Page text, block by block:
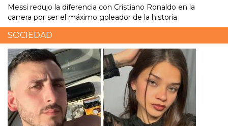
Messi redujo la diferencia con Cristiano Ronaldo en la
carrera por ser el máximo goleador de la historia
SOCIEDAD